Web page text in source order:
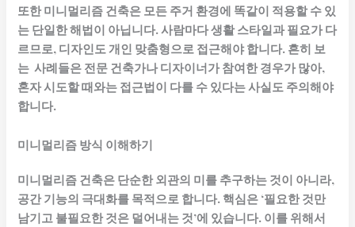
또한 미니멀리즘 건축은 모든 주거 환경에 똑같이 적용할 수 있
는 단일한 해법이 아닙니다. 사람마다 생활 스타일과 필요가 다
르므로, 디자인도 개인 맞춤형으로 접근해야 합니다. 흔히 보
는 사례들은 전문 건축가나 디자이너가 참여한 경우가 많아,
혼자 시도할 때와는 접근법이 다를 수 있다는 사실도 주의해야
합니다.
미니멀리즘 방식 이해하기
미니멀리즘 건축은 단순한 외관의 미를 추구하는 것이 아니라,
공간 기능의 극대화를 목적으로 합니다. 핵심은 ‘필요한 것만
남기고 불필요한 것은 덜어내는 것’에 있습니다. 이를 위해서